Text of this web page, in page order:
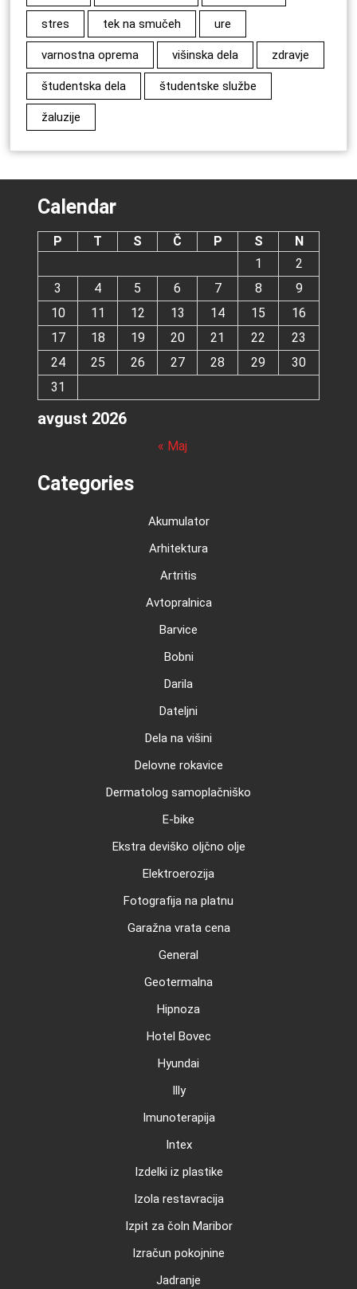
stres tek na smučeh ure
varnostna oprema višinska dela zdravje
študentska dela študentske službe
žaluzije
Calendar
avgust 2026
P T S Č P S
N
1
2
3
4 5 6 7 8
9
10
11 12 13 14 15
16
17
18 19 20 21 22
23
24
25 26 27 28 29
30
31
« Maj
Categories
Akumulator
Arhitektura
Artritis
Avtopralnica
Barvice
Bobni
Darila
Dateljni
Dela na višini
Delovne rokavice
Dermatolog samoplačniško
E-bike
Ekstra deviško oljčno olje
Elektroerozija
Fotografija na platnu
Garažna vrata cena
General
Geotermalna
Hipnoza
Hotel Bovec
Hyundai
Illy
Imunoterapija
Intex
Izdelki iz plastike
Izola restavracija
Izpit za čoln Maribor
Izračun pokojnine
Jadranje